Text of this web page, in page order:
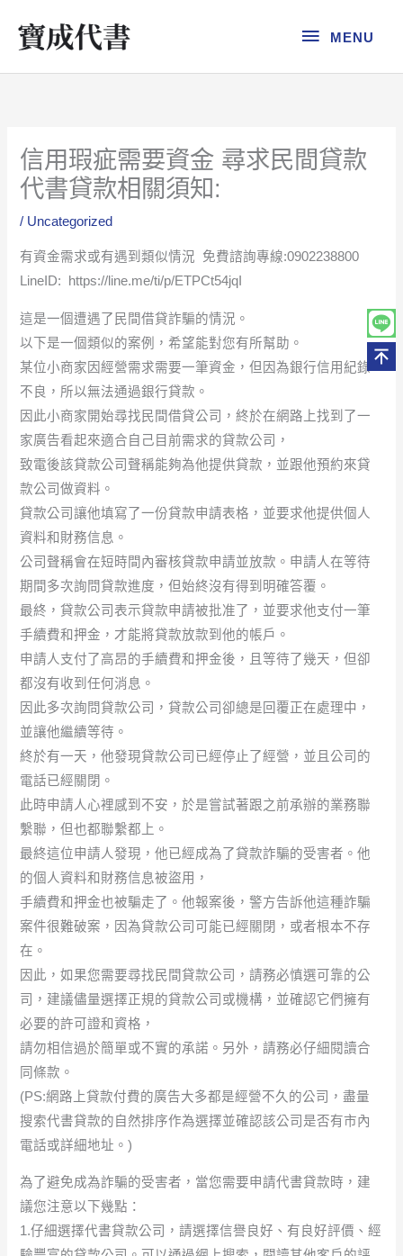
MENU
MENU
信用瑕疵需要資金 尋求民間貸款
代書貸款相關須知:
/ Uncategorized
有資金需求或有遇到類似情況 免費諮詢專線:0902238800
LineID: https://line.me/ti/p/ETPCt54jqI
這是一個遭遇了民間借貸詐騙的情況。
以下是一個類似的案例，希望能對您有所幫助。
某位小商家因經營需求需要一筆資金，但因為銀行信用紀錄
不良，所以無法通過銀行貸款。
因此小商家開始尋找民間借貸公司，終於在網路上找到了一
家廣告看起來適合自己目前需求的貸款公司，
致電後該貸款公司聲稱能夠為他提供貸款，並跟他預約來貸
款公司做資料。
貸款公司讓他填寫了一份貸款申請表格，並要求他提供個人
資料和財務信息。
公司聲稱會在短時間內審核貸款申請並放款。申請人在等待
期間多次詢問貸款進度，但始終沒有得到明確答覆。
最終，貸款公司表示貸款申請被批准了，並要求他支付一筆
手續費和押金，才能將貸款放款到他的帳戶。
申請人支付了高昂的手續費和押金後，且等待了幾天，但卻
都沒有收到任何消息。
因此多次詢問貸款公司，貸款公司卻總是回覆正在處理中，
並讓他繼續等待。
終於有一天，他發現貸款公司已經停止了經營，並且公司的
電話已經關閉。
此時申請人心裡感到不安，於是嘗試著跟之前承辦的業務聯
繫聯，但也都聯繫都上。
最終這位申請人發現，他已經成為了貸款詐騙的受害者。他
的個人資料和財務信息被盜用，
手續費和押金也被騙走了。他報案後，警方告訴他這種詐騙
案件很難破案，因為貸款公司可能已經關閉，或者根本不存
在。
因此，如果您需要尋找民間貸款公司，請務必慎選可靠的公
司，建議儘量選擇正規的貸款公司或機構，並確認它們擁有
必要的許可證和資格，
請勿相信過於簡單或不實的承諾。另外，請務必仔細閱讀合
同條款。
(PS:網路上貸款付費的廣告大多都是經營不久的公司，盡量
搜索代書貸款的自然排序作為選擇並確認該公司是否有市內
電話或詳細地址。)
為了避免成為詐騙的受害者，當您需要申請代書貸款時，建
議您注意以下幾點：
1.仔細選擇代書貸款公司，請選擇信譽良好、有良好評價、經